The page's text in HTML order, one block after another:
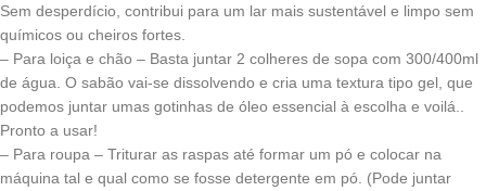
Sem desperdício, contribui para um lar mais sustentável e limpo sem
químicos ou cheiros fortes.
– Para loiça e chão – Basta juntar 2 colheres de sopa com 300/400ml
de água. O sabão vai-se dissolvendo e cria uma textura tipo gel, que
podemos juntar umas gotinhas de óleo essencial à escolha e voilá..
Pronto a usar!
– Para roupa – Triturar as raspas até formar um pó e colocar na
máquina tal e qual como se fosse detergente em pó. (Pode juntar